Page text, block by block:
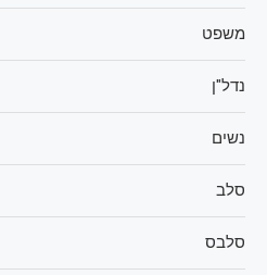
משפט
נדל"ן
נשים
סלב
סלבס